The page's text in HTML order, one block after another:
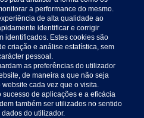
a performance do mesmo.
de alta qualidade ao
identificar e corrigir
identificados. Estes cookies são
criação e análise estatística, sem
pessoal.
as preferências do utilizador
de maneira a que não seja
cada vez que o visita.
de aplicações e a eficácia
também ser utilizados no sentido
do utilizador.